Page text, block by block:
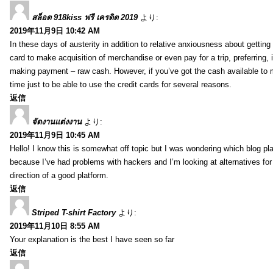
สล็อต 918kiss ฟรี เครดิต 2019 より:
2019年11月9日 10:42 AM
In these days of austerity in addition to relative anxiousness about
card to make acquisition of merchandise or even pay for a trip,
making payment – raw cash. However, if you’ve got the cash available
time just to be able to use the credit cards for several reasons.
返信
จัดงานแต่งงาน より:
2019年11月9日 10:45 AM
Hello! I know this is somewhat off topic but I was wondering which blog
because I’ve had problems with hackers and I’m looking at alternatives
direction of a good platform.
返信
Striped T-shirt Factory より:
2019年11月10日 8:55 AM
Your explanation is the best I have seen so far
返信